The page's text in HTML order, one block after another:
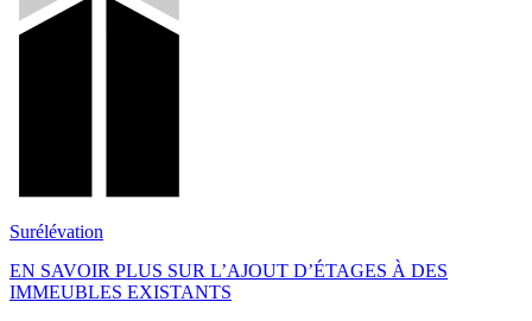
Surélévation
EN SAVOIR PLUS SUR L’AJOUT D’ÉTAGES À DES
IMMEUBLES EXISTANTS